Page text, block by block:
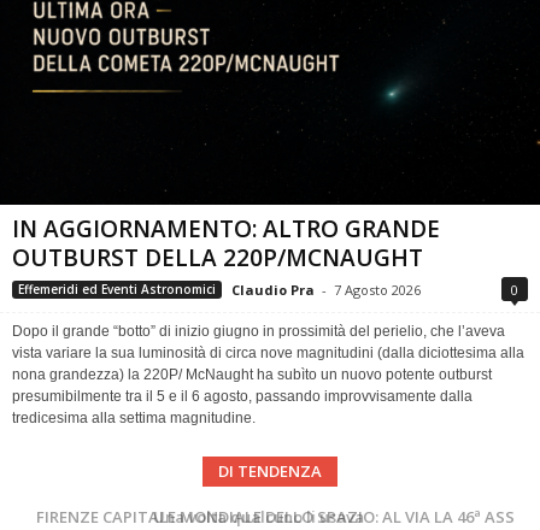
IN AGGIORNAMENTO: ALTRO GRANDE
OUTBURST DELLA 220P/MCNAUGHT
Effemeridi ed Eventi Astronomici Claudio Pra - 7 Agosto 2026 0
Dopo il grande “botto” di inizio giugno in prossimità del perielio, che l’aveva
vista variare la sua luminosità di circa nove magnitudini (dalla diciottesima alla
nona grandezza) la 220P/ McNaught ha subìto un nuovo potente outburst
presumibilmente tra il 5 e il 6 agosto, passando improvvisamente dalla
tredicesima alla settima magnitudine.
DI TENDENZA
FIRENZE CAPITALE MONDIALE DELLO SPAZIO: AL VIA LA 46ª ASSEMBLEA SCIENTIFICA DEL COSPAR
Cielo del Mese di Agosto 2026